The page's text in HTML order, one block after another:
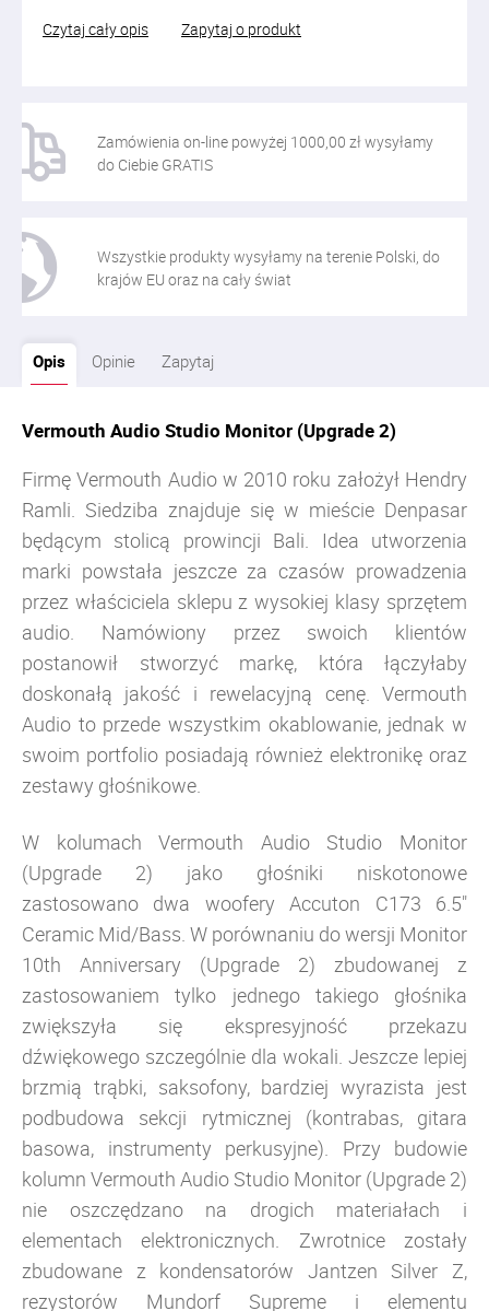
Czytaj cały opis
Zapytaj o produkt
Zamówienia on-line powyżej 1000,00 zł wysyłamy
do Ciebie GRATIS
Wszystkie produkty wysyłamy na terenie Polski, do
krajów EU oraz na cały świat
Opis Opinie Zapytaj
Vermouth Audio Studio Monitor (Upgrade 2)
Firmę Vermouth Audio w 2010 roku założył Hendry
Ramli. Siedziba znajduje się w mieście Denpasar
będącym stolicą prowincji Bali. Idea utworzenia
marki powstała jeszcze za czasów prowadzenia
przez właściciela sklepu z wysokiej klasy sprzętem
audio. Namówiony przez swoich klientów
postanowił stworzyć markę, która łączyłaby
doskonałą jakość i rewelacyjną cenę. Vermouth
Audio to przede wszystkim okablowanie, jednak w
swoim portfolio posiadają również elektronikę oraz
zestawy głośnikowe.
W kolumach Vermouth Audio Studio Monitor
(Upgrade 2) jako głośniki niskotonowe
zastosowano dwa woofery Accuton C173 6.5"
Ceramic Mid/Bass. W porównaniu do wersji Monitor
10th Anniversary (Upgrade 2) zbudowanej z
zastosowaniem tylko jednego takiego głośnika
zwiększyła się ekspresyjność przekazu
dźwiękowego szczególnie dla wokali. Jeszcze lepiej
brzmią trąbki, saksofony, bardziej wyrazista jest
podbudowa sekcji rytmicznej (kontrabas, gitara
basowa, instrumenty perkusyjne). Przy budowie
kolumn Vermouth Audio Studio Monitor (Upgrade 2)
nie oszczędzano na drogich materiałach i
elementach elektronicznych. Zwrotnice zostały
zbudowane z kondensatorów Jantzen Silver Z,
rezystorów Mundorf Supreme i elementu